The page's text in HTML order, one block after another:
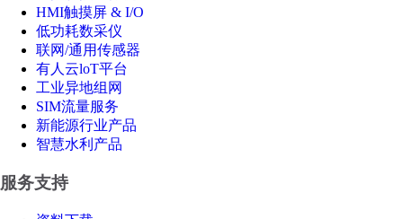
HMI触摸屏 & I/O
低功耗数采仪
联网/通用传感器
有人云loT平台
工业异地组网
SIM流量服务
新能源行业产品
智慧水利产品
服务支持